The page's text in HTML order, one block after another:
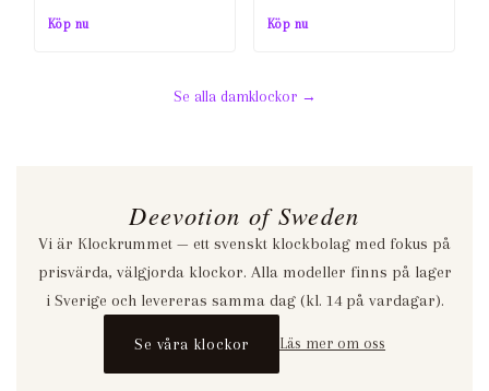
är:
Köp nu Köp nu
Se alla damklockor →
Deevotion of Sweden
Vi är Klockrummet — ett svenskt klockbolag med fokus på
prisvärda, välgjorda klockor. Alla modeller finns på lager
i Sverige och levereras samma dag (kl. 14 på vardagar).
Se våra klockor Läs mer om oss